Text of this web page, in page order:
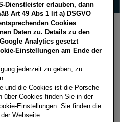
FIX
Verzinsung
2,10 % p.a.
2,50 % p.a.
Dienstleister erlauben, dann
Art 49 Abs 1 lit a) DSGVO
Cookies
Daten zu. Details zu den
Analytics gesetzt
Einstellungen am Ende der
jederzeit zu geben, zu
und die Cookies ist die Porsche
über Cookies finden Sie in der
Einstellungen. Sie finden die
Webseite.